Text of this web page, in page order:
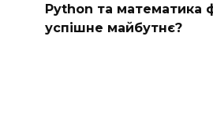
Python та математика
успішне майбутнє?